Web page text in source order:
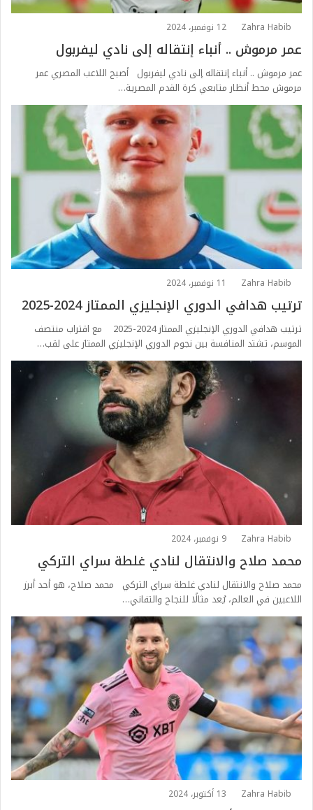
Zahra Habib 12 نوفمبر، 2024
عمر مرموش .. أنباء إنتقاله إلى نادي ليفربول
عمر مرموش .. أنباء إنتقاله إلى نادي ليفربول أصبح اللاعب المصري عمر
مرموش محط أنظار متابعي كرة القدم المصرية…
Zahra Habib 11 نوفمبر، 2024
ترتيب هدافي الدوري الإنجليزي الممتاز 2024-2025
ترتيب هدافي الدوري الإنجليزي الممتاز 2024-2025 مع اقتراب منتصف
الموسم، تشتد المنافسة بين نجوم الدوري الإنجليزي الممتاز على لقب…
Zahra Habib 9 نوفمبر، 2024
محمد صلاح والانتقال لنادي غلطة سراي التركي
محمد صلاح والانتقال لنادي غلطة سراي التركي محمد صلاح، هو أحد أبرز
اللاعبين في العالم، يُعد مثالًا للنجاح والتفاني…
Zahra Habib 13 أكتوبر، 2024